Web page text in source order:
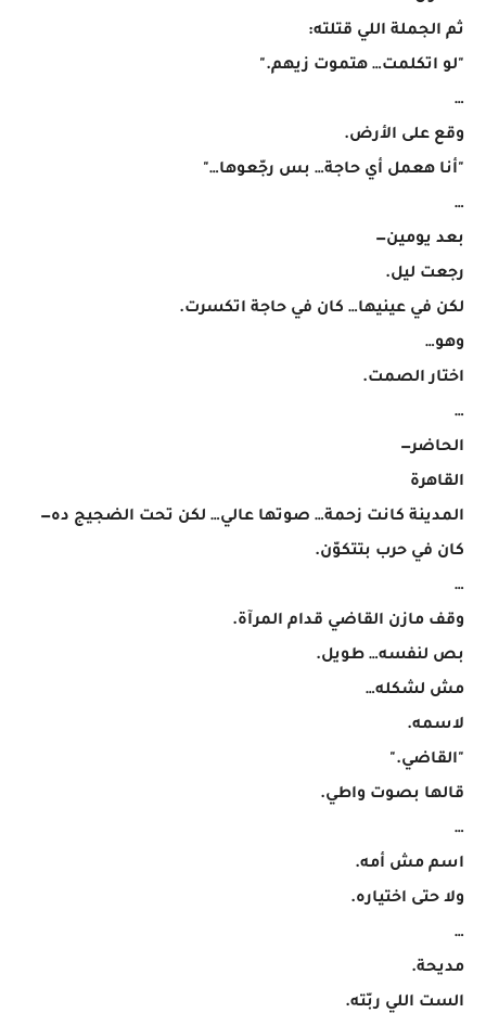
ثم الجملة اللي قتلته:
"لو اتكلمت… هتموت زيهم."
…
وقع على الأرض.
"أنا هعمل أي حاجة… بس رجّعوها…"
…
بعد يومين—
رجعت ليل.
لكن في عينيها… كان في حاجة اتكسرت.
وهو…
اختار الصمت.
…
الحاضر—
القاهرة
المدينة كانت زحمة… صوتها عالي… لكن تحت الضجيج ده—
كان في حرب بتتكوّن.
…
وقف مازن القاضي قدام المرآة.
بص لنفسه… طويل.
مش لشكله…
لاسمه.
"القاضي."
قالها بصوت واطي.
…
اسم مش أمه.
ولا حتى اختياره.
…
مديحة.
الست اللي ربّته.